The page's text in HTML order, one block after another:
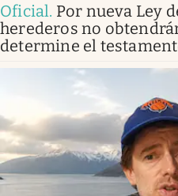
Oficial. Por nueva Ley
herederos no
determine el